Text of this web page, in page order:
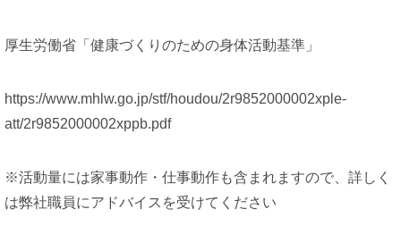
厚生労働省「健康づくりのための身体活動基準」
https://www.mhlw.go.jp/stf/houdou/2r9852000002xple-
att/2r9852000002xppb.pdf
※活動量には家事動作・仕事動作も含まれますので、詳しく
は弊社職員にアドバイスを受けてください